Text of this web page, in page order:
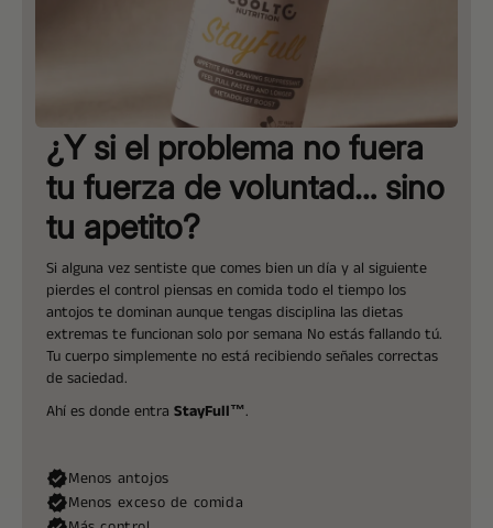
¿Y si el problema no fuera
tu fuerza de voluntad… sino
tu apetito?
Si alguna vez sentiste que comes bien un día y al siguiente
pierdes el control piensas en comida todo el tiempo los
antojos te dominan aunque tengas disciplina las dietas
extremas te funcionan solo por semana No estás fallando tú.
Tu cuerpo simplemente no está recibiendo señales correctas
de saciedad.
Ahí es donde entra StayFull™.
Menos antojos
Menos exceso de comida